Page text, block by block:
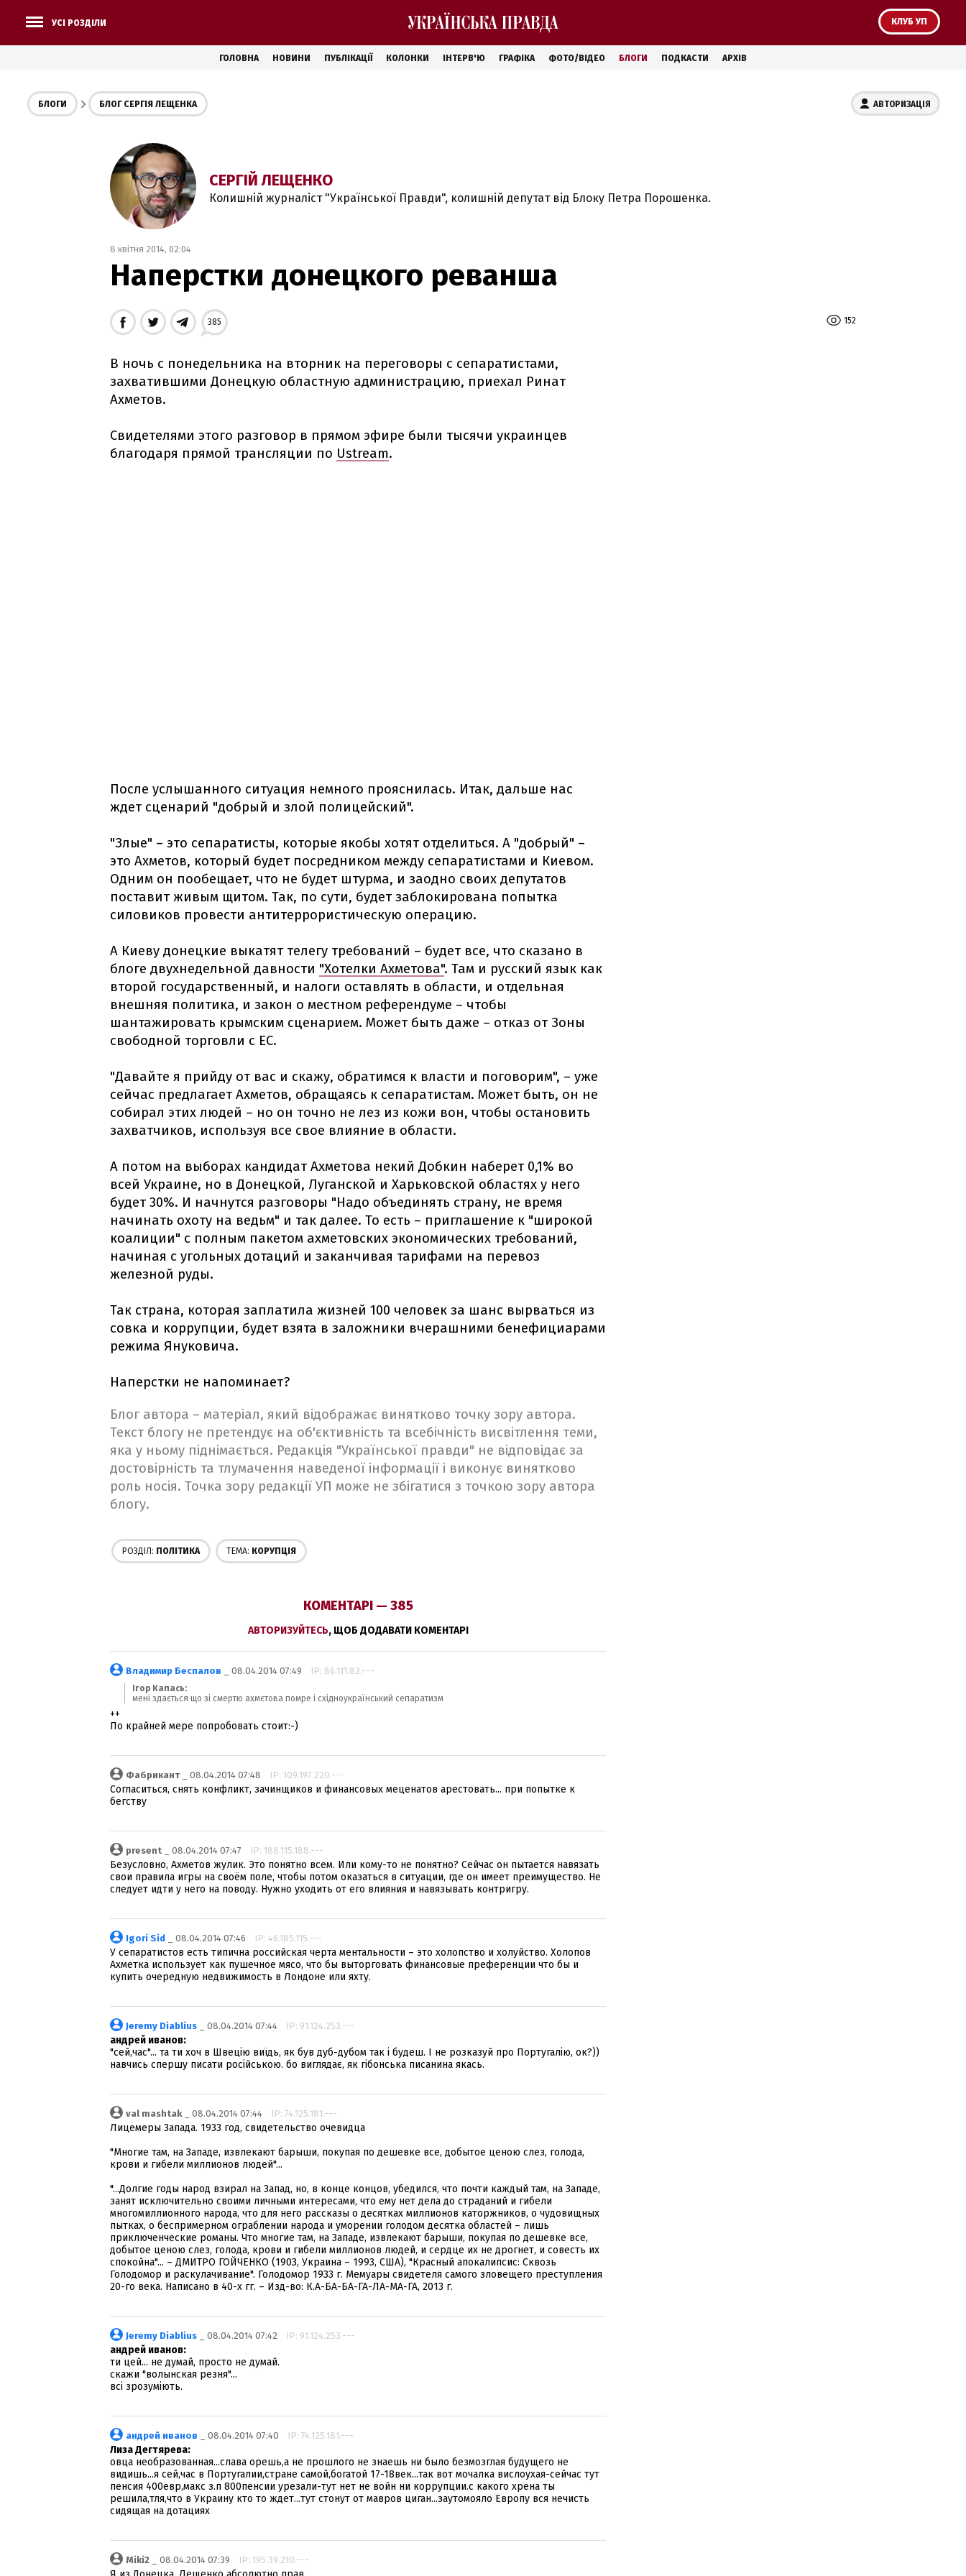
УСІ РОЗДІЛИ КЛУБ УП
ГОЛОВНА НОВИНИ ПУБЛІКАЦІЇ КОЛОНКИ ІНТЕРВ'Ю ГРАФІКА ФОТО/ВІДЕО БЛОГИ ПОДКАСТИ АРХІВ
АВТОРИЗАЦІЯ
БЛОГИ БЛОГ СЕРГІЯ ЛЕЩЕНКА
СЕРГІЙ ЛЕЩЕНКО
Колишній журналіст "Української Правди", колишній депутат від Блоку Петра Порошенка.
8 квітня 2014, 02:04
Наперстки донецкого реванша
152
385
В ночь с понедельника на вторник на переговоры с сепаратистами,
захватившими Донецкую областную администрацию, приехал Ринат
Ахметов.
Свидетелями этого разговор в прямом эфире были тысячи украинцев
благодаря прямой трансляции по Ustream.
После услышанного ситуация немного прояснилась. Итак, дальше нас
ждет сценарий "добрый и злой полицейский".
"Злые" – это сепаратисты, которые якобы хотят отделиться. А "добрый" –
это Ахметов, который будет посредником между сепаратистами и Киевом.
Одним он пообещает, что не будет штурма, и заодно своих депутатов
поставит живым щитом. Так, по сути, будет заблокирована попытка
силовиков провести антитеррористическую операцию.
А Киеву донецкие выкатят телегу требований – будет все, что сказано в
блоге двухнедельной давности "Хотелки Ахметова". Там и русский язык как
второй государственный, и налоги оставлять в области, и отдельная
внешняя политика, и закон о местном референдуме – чтобы
шантажировать крымским сценарием. Может быть даже – отказ от Зоны
свободной торговли с ЕС.
"Давайте я прийду от вас и скажу, обратимся к власти и поговорим", – уже
сейчас предлагает Ахметов, обращаясь к сепаратистам. Может быть, он не
собирал этих людей – но он точно не лез из кожи вон, чтобы остановить
захватчиков, используя все свое влияние в области.
А потом на выборах кандидат Ахметова некий Добкин наберет 0,1% во
всей Украине, но в Донецкой, Луганской и Харьковской областях у него
будет 30%. И начнутся разговоры "Надо объединять страну, не время
начинать охоту на ведьм" и так далее. То есть – приглашение к "широкой
коалиции" с полным пакетом ахметовских экономических требований,
начиная с угольных дотаций и заканчивая тарифами на перевоз
железной руды.
Так страна, которая заплатила жизней 100 человек за шанс вырваться из
совка и коррупции, будет взята в заложники вчерашними бенефициарами
режима Януковича.
Наперстки не напоминает?
Блог автора – матеріал, який відображає винятково точку зору автора.
Текст блогу не претендує на об'єктивність та всебічність висвітлення теми,
яка у ньому піднімається. Редакція "Української правди" не відповідає за
достовірність та тлумачення наведеної інформації і виконує винятково
роль носія. Точка зору редакції УП може не збігатися з точкою зору автора
блогу.
РОЗДІЛ: ПОЛІТИКА ТЕМА: КОРУПЦІЯ
КОМЕНТАРІ — 385
АВТОРИЗУЙТЕСЬ, ЩОБ ДОДАВАТИ КОМЕНТАРІ
Владимир Беспалов _ 08.04.2014 07:49 IP: 86.111.82.---
Ігор Капась:
мені здається що зі смертю ахмєтова помре і східноукраїнський сепаратизм
++
По крайней мере попробовать стоит:-)
Фабрикант_ 08.04.2014 07:48 IP: 109.197.220.---
Согласиться, снять конфликт, зачинщиков и финансовых меценатов арестовать... при попытке к
бегству
present _ 08.04.2014 07:47 IP: 188.115.188.---
Безусловно, Ахметов жулик. Это понятно всем. Или кому-то не понятно? Сейчас он пытается навязать
свои правила игры на своём поле, чтобы потом оказаться в ситуации, где он имеет преимущество. Не
следует идти у него на поводу. Нужно уходить от его влияния и навязывать контригру.
Igori Sid _ 08.04.2014 07:46 IP: 46.185.115.---
У сепаратистов есть типична российская черта ментальности – это холопство и холуйство. Холопов
Ахметка использует как пушечное мясо, что бы выторговать финансовые преференции что бы и
купить очередную недвижимость в Лондоне или яхту.
Jeremy Diablius _ 08.04.2014 07:44 IP: 91.124.253.---
андрей иванов:
"сей,час"... та ти хоч в Швецію виїдь, як був дуб-дубом так і будеш. І не розказуй про Португалію, ок?))
навчись спершу писати російською. бо виглядає, як гібонська писанина якась.
val mashtak _ 08.04.2014 07:44 IP: 74.125.181.---
Лицемеры Запада. 1933 год, свидетельство очевидца
"Многие там, на Западе, извлекают барыши, покупая по дешевке все, добытое ценою слез, голода,
крови и гибели миллионов людей"...
"...Долгие годы народ взирал на Запад, но, в конце концов, убедился, что почти каждый там, на Западе,
занят исключительно своими личными интересами, что ему нет дела до страданий и гибели
многомиллионного народа, что для него рассказы о десятках миллионов каторжников, о чудовищных
пытках, о беспримерном ограблении народа и уморении голодом десятка областей – лишь
приключенческие романы. Что многие там, на Западе, извлекают барыши, покупая по дешевке все,
добытое ценою слез, голода, крови и гибели миллионов людей, и сердце их не дрогнет, и совесть их
спокойна"... – ДМИТРО ГОЙЧЕНКО (1903, Украина – 1993, США), "Красный апокалипсис: Сквозь
Голодомор и раскулачивание". Голодомор 1933 г. Мемуары свидетеля самого зловещего преступления
20-го века. Написано в 40-х гг. – Изд-во: К.А-БА-БА-ГА-ЛА-МА-ГА, 2013 г.
Jeremy Diablius _ 08.04.2014 07:42 IP: 91.124.253.---
андрей иванов:
ти цей... не думай, просто не думай.
скажи "волынская резня"...
всі зрозуміють.
андрей иванов _ 08.04.2014 07:40 IP: 74.125.181.---
Лиза Дегтярева:
овца необразованная...слава орешь,а не прошлого не знаешь ни было безмозглая будущего не
видишь...я сей,час в Португалии,стране самой,богатой 17-18век...так вот мочалка вислоухая-сейчас тут
пенсия 400евр,макс з.п 800пенсии урезали-тут нет не войн ни коррупции.с какого хрена ты
решила,тля,что в Украину кто то ждет...тут стонут от мавров циган...заутомояло Европу вся нечисть
сидящая на дотациях
Miki2 _ 08.04.2014 07:39 IP: 195.39.210.---